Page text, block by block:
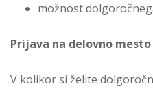
možnost
Prijava na delovno mesto
V kolikor si želite